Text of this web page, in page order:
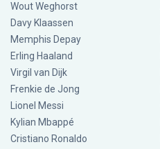
Wout Weghorst
Davy Klaassen
Memphis Depay
Erling Haaland
Virgil van Dijk
Frenkie de Jong
Lionel Messi
Kylian Mbappé
Cristiano Ronaldo